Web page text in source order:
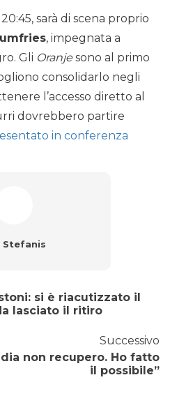
sarà di scena proprio
, impegnata a
Gli Oranje sono al primo
consolidarlo negli
l’accesso diretto al
dovrebbero partire
in conferenza
Stefanis
si è riacutizzato il
lasciato il ritiro
Successivo
non recupero. Ho fatto
il possibile”